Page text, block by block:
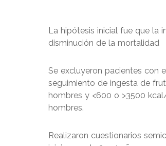
La hipótesis inicial fue que la
disminución de la mortalidad
Se excluyeron pacientes con
seguimiento de ingesta de
hombres y <600 o >3500
hombres.
Realizaron cuestionarios